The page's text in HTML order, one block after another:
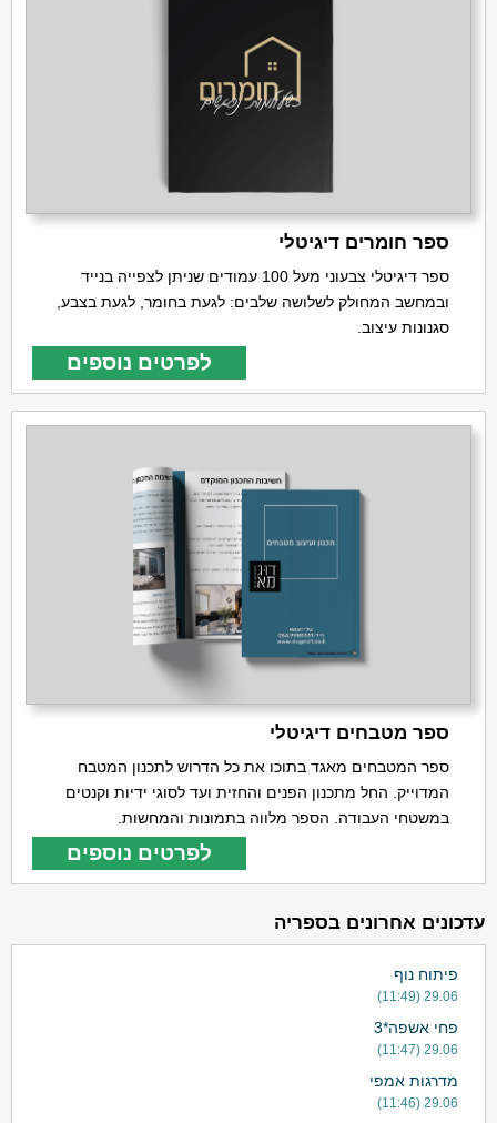
ספר חומרים דיגיטלי
ספר דיגיטלי צבעוני מעל 100 עמודים שניתן לצפייה בנייד
ובמחשב המחולק לשלושה שלבים: לגעת בחומר, לגעת בצבע,
סגנונות עיצוב.
לפרטים נוספים
ספר מטבחים דיגיטלי
ספר המטבחים מאגד בתוכו את כל הדרוש לתכנון המטבח
המדוייק. החל מתכנון הפנים והחזית ועד לסוגי ידיות וקנטים
במשטחי העבודה. הספר מלווה בתמונות והמחשות.
לפרטים נוספים
עדכונים אחרונים בספריה
פיתוח נוף
29.06 (11:49)
פחי אשפה*3
29.06 (11:47)
מדרגות אמפי
29.06 (11:46)